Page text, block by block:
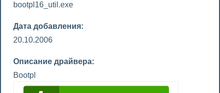
bootpl16_util.exe
Дата добавления:
20.10.2006
Описание драйвера:
Bootpl